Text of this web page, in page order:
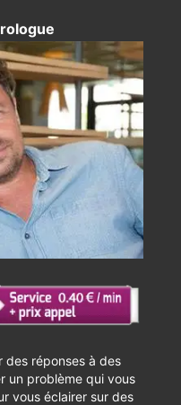
des réponses à des
un problème qui vous
vous éclairer sur des